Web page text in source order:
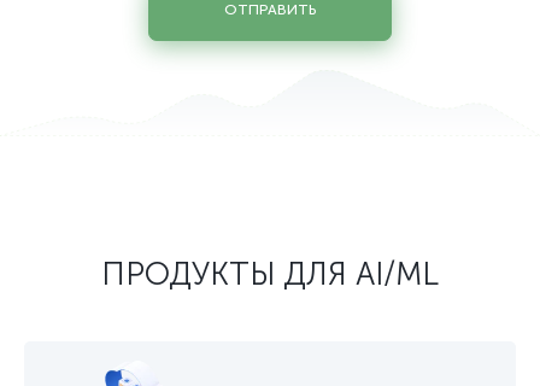
ОТПРАВИТЬ
ПРОДУКТЫ ДЛЯ AI/ML